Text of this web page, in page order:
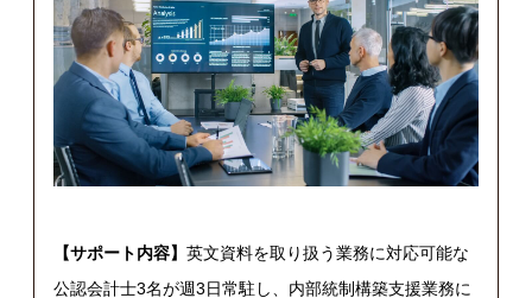
【サポート内容】 英文資料を取り扱う業務に対応可能な
公認会計士3名が週3日常駐し、内部統制構築支援業務に